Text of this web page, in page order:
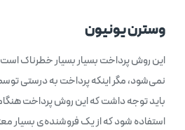
وسترن یونیون
این روش پرداخت بسیار بسیار خطرناک
نمی‌شود، مگر اینکه پرداخت به درستی
باید توجه داشت که این روش پرداخت هنگام
استفاده شود که از یک فروشنده‌ی بسیار